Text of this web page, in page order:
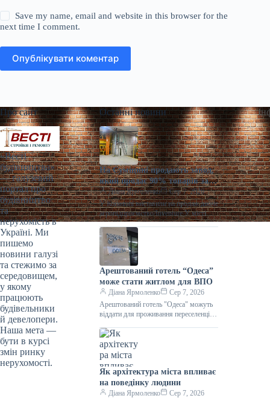
Save my name, email and website in this browser for the
next time I comment.
Опублікувати коментар
Про сайт
«Весті
будівництва»
— галузевий
портал про
будівництво
та
нерухомість в
Україні. Ми
пишемо
новини галузі
та стежимо за
середовищем,
у якому
працюють
будівельники
й девелопери.
Наша мета —
бути в курсі
змін ринку
нерухомості.
Останні новини
На Сумщині продають завод,
який продає 90% товарів за
кордон
Діана Ярмоленко
Сер 7, 2026
У Конотопі виставили на продаж діюче
агропідприємство/Inventure У місті
Конотоп Сумської області виставили
на продаж 100% корпоративних прав
діючого агропереробного
Арештований готель “Одеса”
може стати житлом для ВПО
Діана Ярмоленко
Сер 7, 2026
Арештований готель "Одеса" можуть
віддати для проживання переселенців /
може стати першим арештованим
об’єктом нерухомості,
Як архітектура міста впливає
на поведінку людини
Діана Ярмоленко Сер 7, 2026